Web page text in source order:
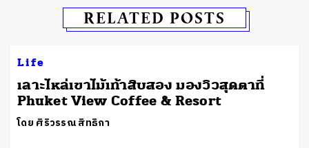
RELATED POSTS
Life
เลาะไหล่เขาไม้เท้าสิบสอง มองวิวสุดตาที่
Phuket View Coffee & Resort
โดย ศิริวรรณ สิทธิกา